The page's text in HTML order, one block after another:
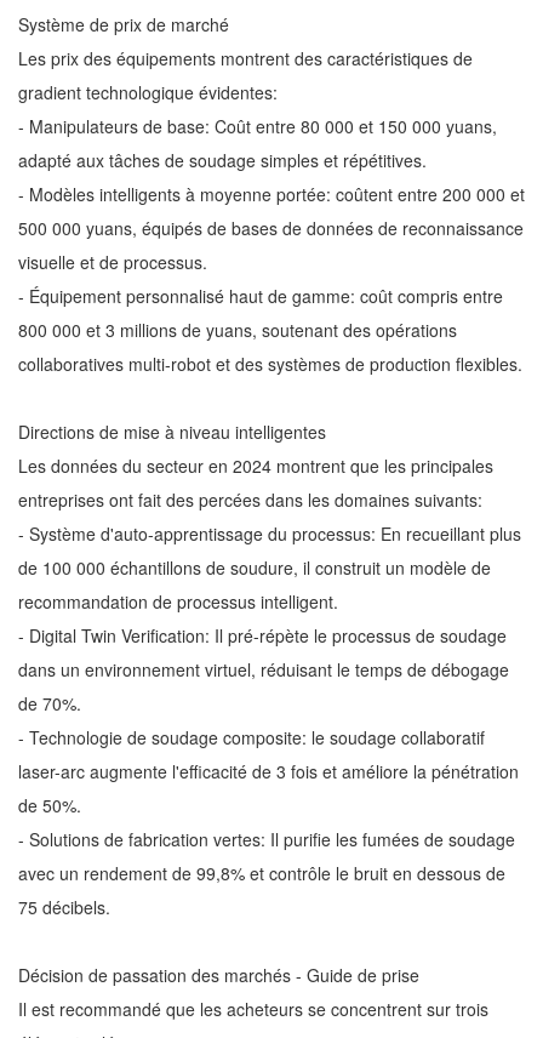
Système de prix de marché
Les prix des équipements montrent des caractéristiques de
gradient technologique évidentes:
- Manipulateurs de base: Coût entre 80 000 et 150 000 yuans,
adapté aux tâches de soudage simples et répétitives.
- Modèles intelligents à moyenne portée: coûtent entre 200 000 et
500 000 yuans, équipés de bases de données de reconnaissance
visuelle et de processus.
- Équipement personnalisé haut de gamme: coût compris entre
800 000 et 3 millions de yuans, soutenant des opérations
collaboratives multi-robot et des systèmes de production flexibles.
Directions de mise à niveau intelligentes
Les données du secteur en 2024 montrent que les principales
entreprises ont fait des percées dans les domaines suivants:
- Système d'auto-apprentissage du processus: En recueillant plus
de 100 000 échantillons de soudure, il construit un modèle de
recommandation de processus intelligent.
- Digital Twin Verification: Il pré-répète le processus de soudage
dans un environnement virtuel, réduisant le temps de débogage
de 70%.
- Technologie de soudage composite: le soudage collaboratif
laser-arc augmente l'efficacité de 3 fois et améliore la pénétration
de 50%.
- Solutions de fabrication vertes: Il purifie les fumées de soudage
avec un rendement de 99,8% et contrôle le bruit en dessous de
75 décibels.
Décision de passation des marchés - Guide de prise
Il est recommandé que les acheteurs se concentrent sur trois